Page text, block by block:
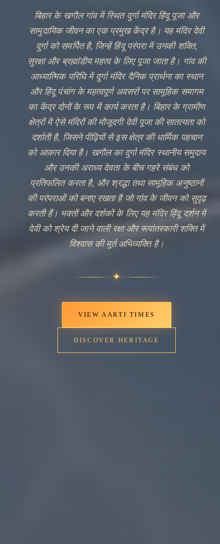
🔍
Every wick lit, every offering made at दुर्गा मंदिर,
joins a river of devotion that flows through every
heart that has ever sought refuge in देवी.
✦
VIEW AARTI TIMES
DISCOVER HERITAGE